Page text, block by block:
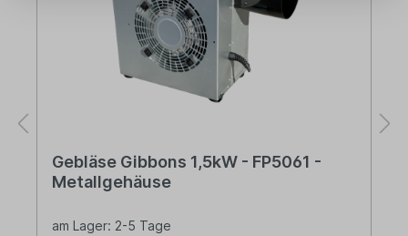
Gebläse Gibbons 1,5kW - FP5061 -
Metallgehäuse
am Lager: 2-5 Tage